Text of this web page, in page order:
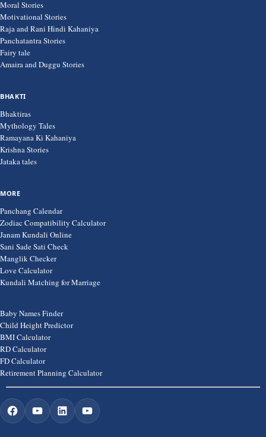
Moral Stories
Motivational Stories
Raja and Rani Hindi Kahaniya
Panchatantra Stories
Fairy tale
Amaira and Duggu Stories
BHAKTI
Bhaktiras
Mythology Tales
Ramayana Ki Kahaniya
Krishna Stories
Jataka tales
MORE
Panchang Calendar
Zodiac Compatibility Calculator
Janam Kundali Online
Sani Sade Sati Check
Manglik Checker
Love Calculator
Kundali Matching for Marriage
Baby Names Finder
Child Height Predictor
BMI Calculator
RD Calculator
FD Calculator
Retirement Planning Calculator